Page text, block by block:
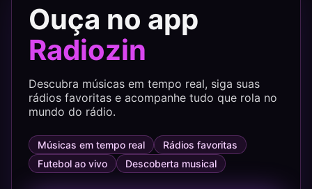
Ouça no app
Radiozin
Descubra músicas em tempo real, siga suas
rádios favoritas e acompanhe tudo que rola no
mundo do rádio.
Músicas em tempo real
Rádios favoritas
Futebol ao vivo
Descoberta musical